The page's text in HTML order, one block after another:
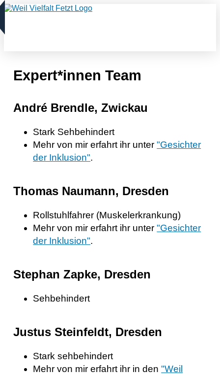
Expert*innen Team
André Brendle, Zwickau
Stark Sehbehindert
Mehr von mir erfahrt ihr unter"Gesichter
der Inklusion".
Thomas Naumann, Dresden
Rollstuhlfahrer (Muskelerkrankung)
Mehr von mir erfahrt ihr unter"Gesichter
der Inklusion".
Stephan Zapke, Dresden
Sehbehindert
Justus Steinfeldt, Dresden
Stark sehbehindert
Mehr von mir erfahrt ihr in den"Weil